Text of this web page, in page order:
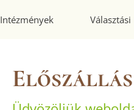
Intézmények
Előszállás